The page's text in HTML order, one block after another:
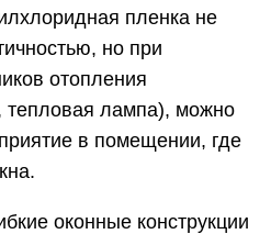
пленка не
но при
отопления
тепловая лампа), можно
в помещении, где
оконные конструкции